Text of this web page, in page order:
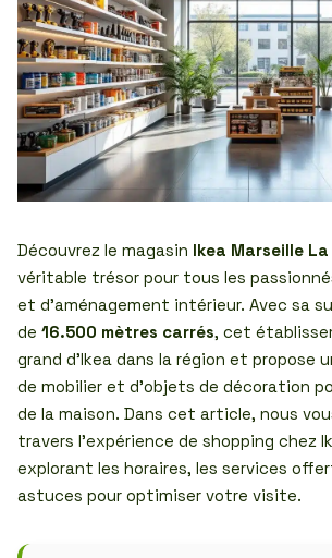
Découvrez le magasin Ikea Marseille
véritable trésor pour tous les
et d’aménagement intérieur. Avec sa
de 16.500 mètres carrés, cet
grand d’Ikea dans la région et propose
de mobilier et d’objets de décoration
de la maison. Dans cet article, nous
travers l’expérience de shopping chez
explorant les horaires, les services
astuces pour optimiser votre visite.